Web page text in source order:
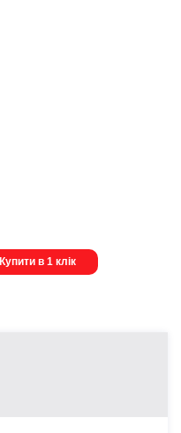
Купити в 1 клік